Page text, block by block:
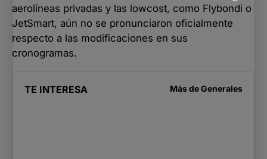
aerolíneas privadas y las lowcost, como Flybondi o
JetSmart, aún no se pronunciaron oficialmente
respecto a las modificaciones en sus
cronogramas.
TE INTERESA Más deGenerales